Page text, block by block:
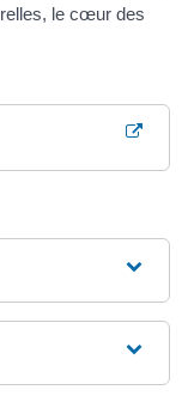
le cœur des